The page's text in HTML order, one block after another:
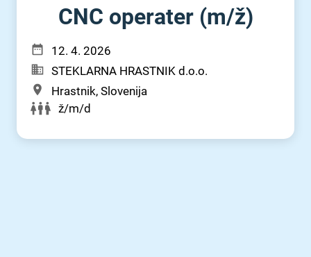
CNC operater (m⁠/⁠ž)
12. 4. 2026
STEKLARNA HRASTNIK d.o.o.
Hrastnik, Slovenija
ž/m/d